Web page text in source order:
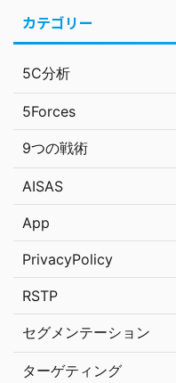
カテゴリー
5C分析
5Forces
9つの戦術
AISAS
App
PrivacyPolicy
RSTP
セグメンテーション
ターゲティング